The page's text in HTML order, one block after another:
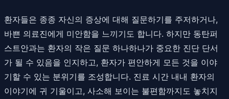
환자들은 종종 자신의 증상에 대해 질문하기를 주저하거나,
바쁜 의료진에게 미안함을 느끼기도 합니다. 하지만 동탄퍼
스트안과는 환자의 작은 질문 하나하나가 중요한 진단 단서
가 될 수 있음을 인지하고, 환자가 편안하게 모든 것을 이야
기할 수 있는 분위기를 조성합니다. 진료 시간 내내 환자의
이야기에 귀 기울이고, 사소해 보이는 불편함까지도 놓치지